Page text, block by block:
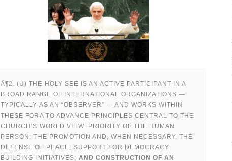
Â¶2. (U) THE HOLY SEE IS AN ACTIVE PARTICIPANT IN A
BROAD RANGE OF INTERNATIONAL ORGANIZATIONS —
TYPICALLY AS AN “OBSERVER” — AND WORKS WITHIN
THESE FORA TO ADVANCE PRINCIPLES CENTRAL TO THE
CHURCH’S WORLD VIEW: PRIORITY OF THE HUMAN
PERSON; THE PROMOTION AND, WHEN NECESSARY, THE
DEFENSE OF PEACE; SUPPORT FOR DEMOCRACY
BUILDING INITIATIVES; AND CONSTRUCTION OF AN